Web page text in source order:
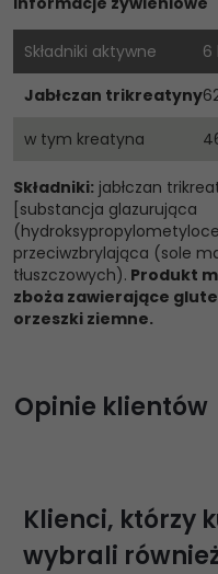
Składniki aktywne
6
Jabłczan trikreatyny
w tym kreatyna
Składniki: jabłczan
[substancja glazurująca
przeciwzbrylająca (sole
tłuszczowych). Produkt
zboża zawierające
orzeszki ziemne.
Opinie klientów
Klienci, którzy
wybrali